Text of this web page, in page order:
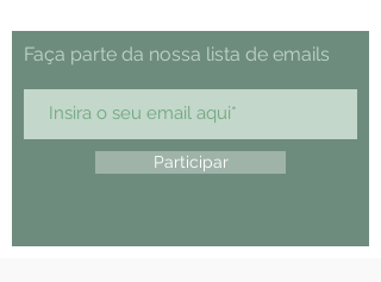
Faça parte da nossa lista de emails
Participar